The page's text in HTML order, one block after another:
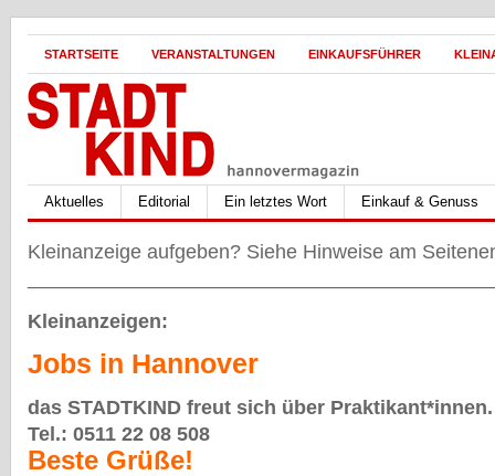
STARTSEITE VERANSTALTUNGEN EINKAUFSFÜHRER
Aktuelles Editorial Ein letztes Wort Einkauf & Genuss
Kleinanzeige aufgeben? Siehe Hinweise am
Kleinanzeigen:
Jobs in Hannover
das STADTKIND freut sich über
Tel.: 0511 22 08 508
Beste Grüße!